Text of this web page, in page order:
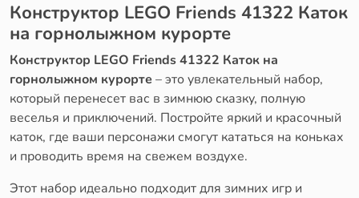
Конструктор LEGO Friends 41322 Каток
на горнолыжном курорте
Конструктор LEGO Friends 41322 Каток на
горнолыжном курорте– это увлекательный набор,
который перенесет вас в зимнюю сказку, полную
веселья и приключений. Постройте яркий и красочный
каток, где ваши персонажи смогут кататься на коньках
и проводить время на свежем воздухе.
Этот набор идеально подходит для зимних игр и